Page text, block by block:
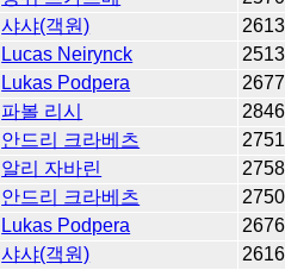
샤샤(객원)
2613
Lucas Neirynck
2513
Lukas Podpera
2677
파볼 리시
2846
안드리 크라베츠
2751
알리 자바린
2758
안드리 크라베츠
2750
Lukas Podpera
2676
샤샤(객원)
2616